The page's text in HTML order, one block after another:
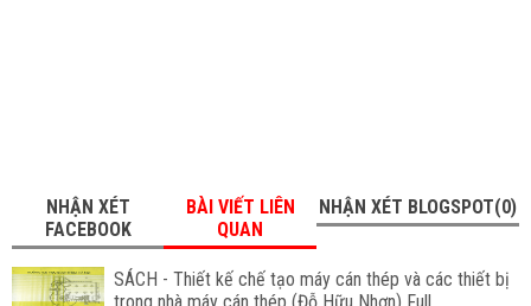
NHẬN XÉT
FACEBOOK
BÀI VIẾT LIÊN
QUAN
NHẬN XÉT BLOGSPOT(0)
SÁCH - Thiết kế chế tạo máy cán thép và các thiết bị